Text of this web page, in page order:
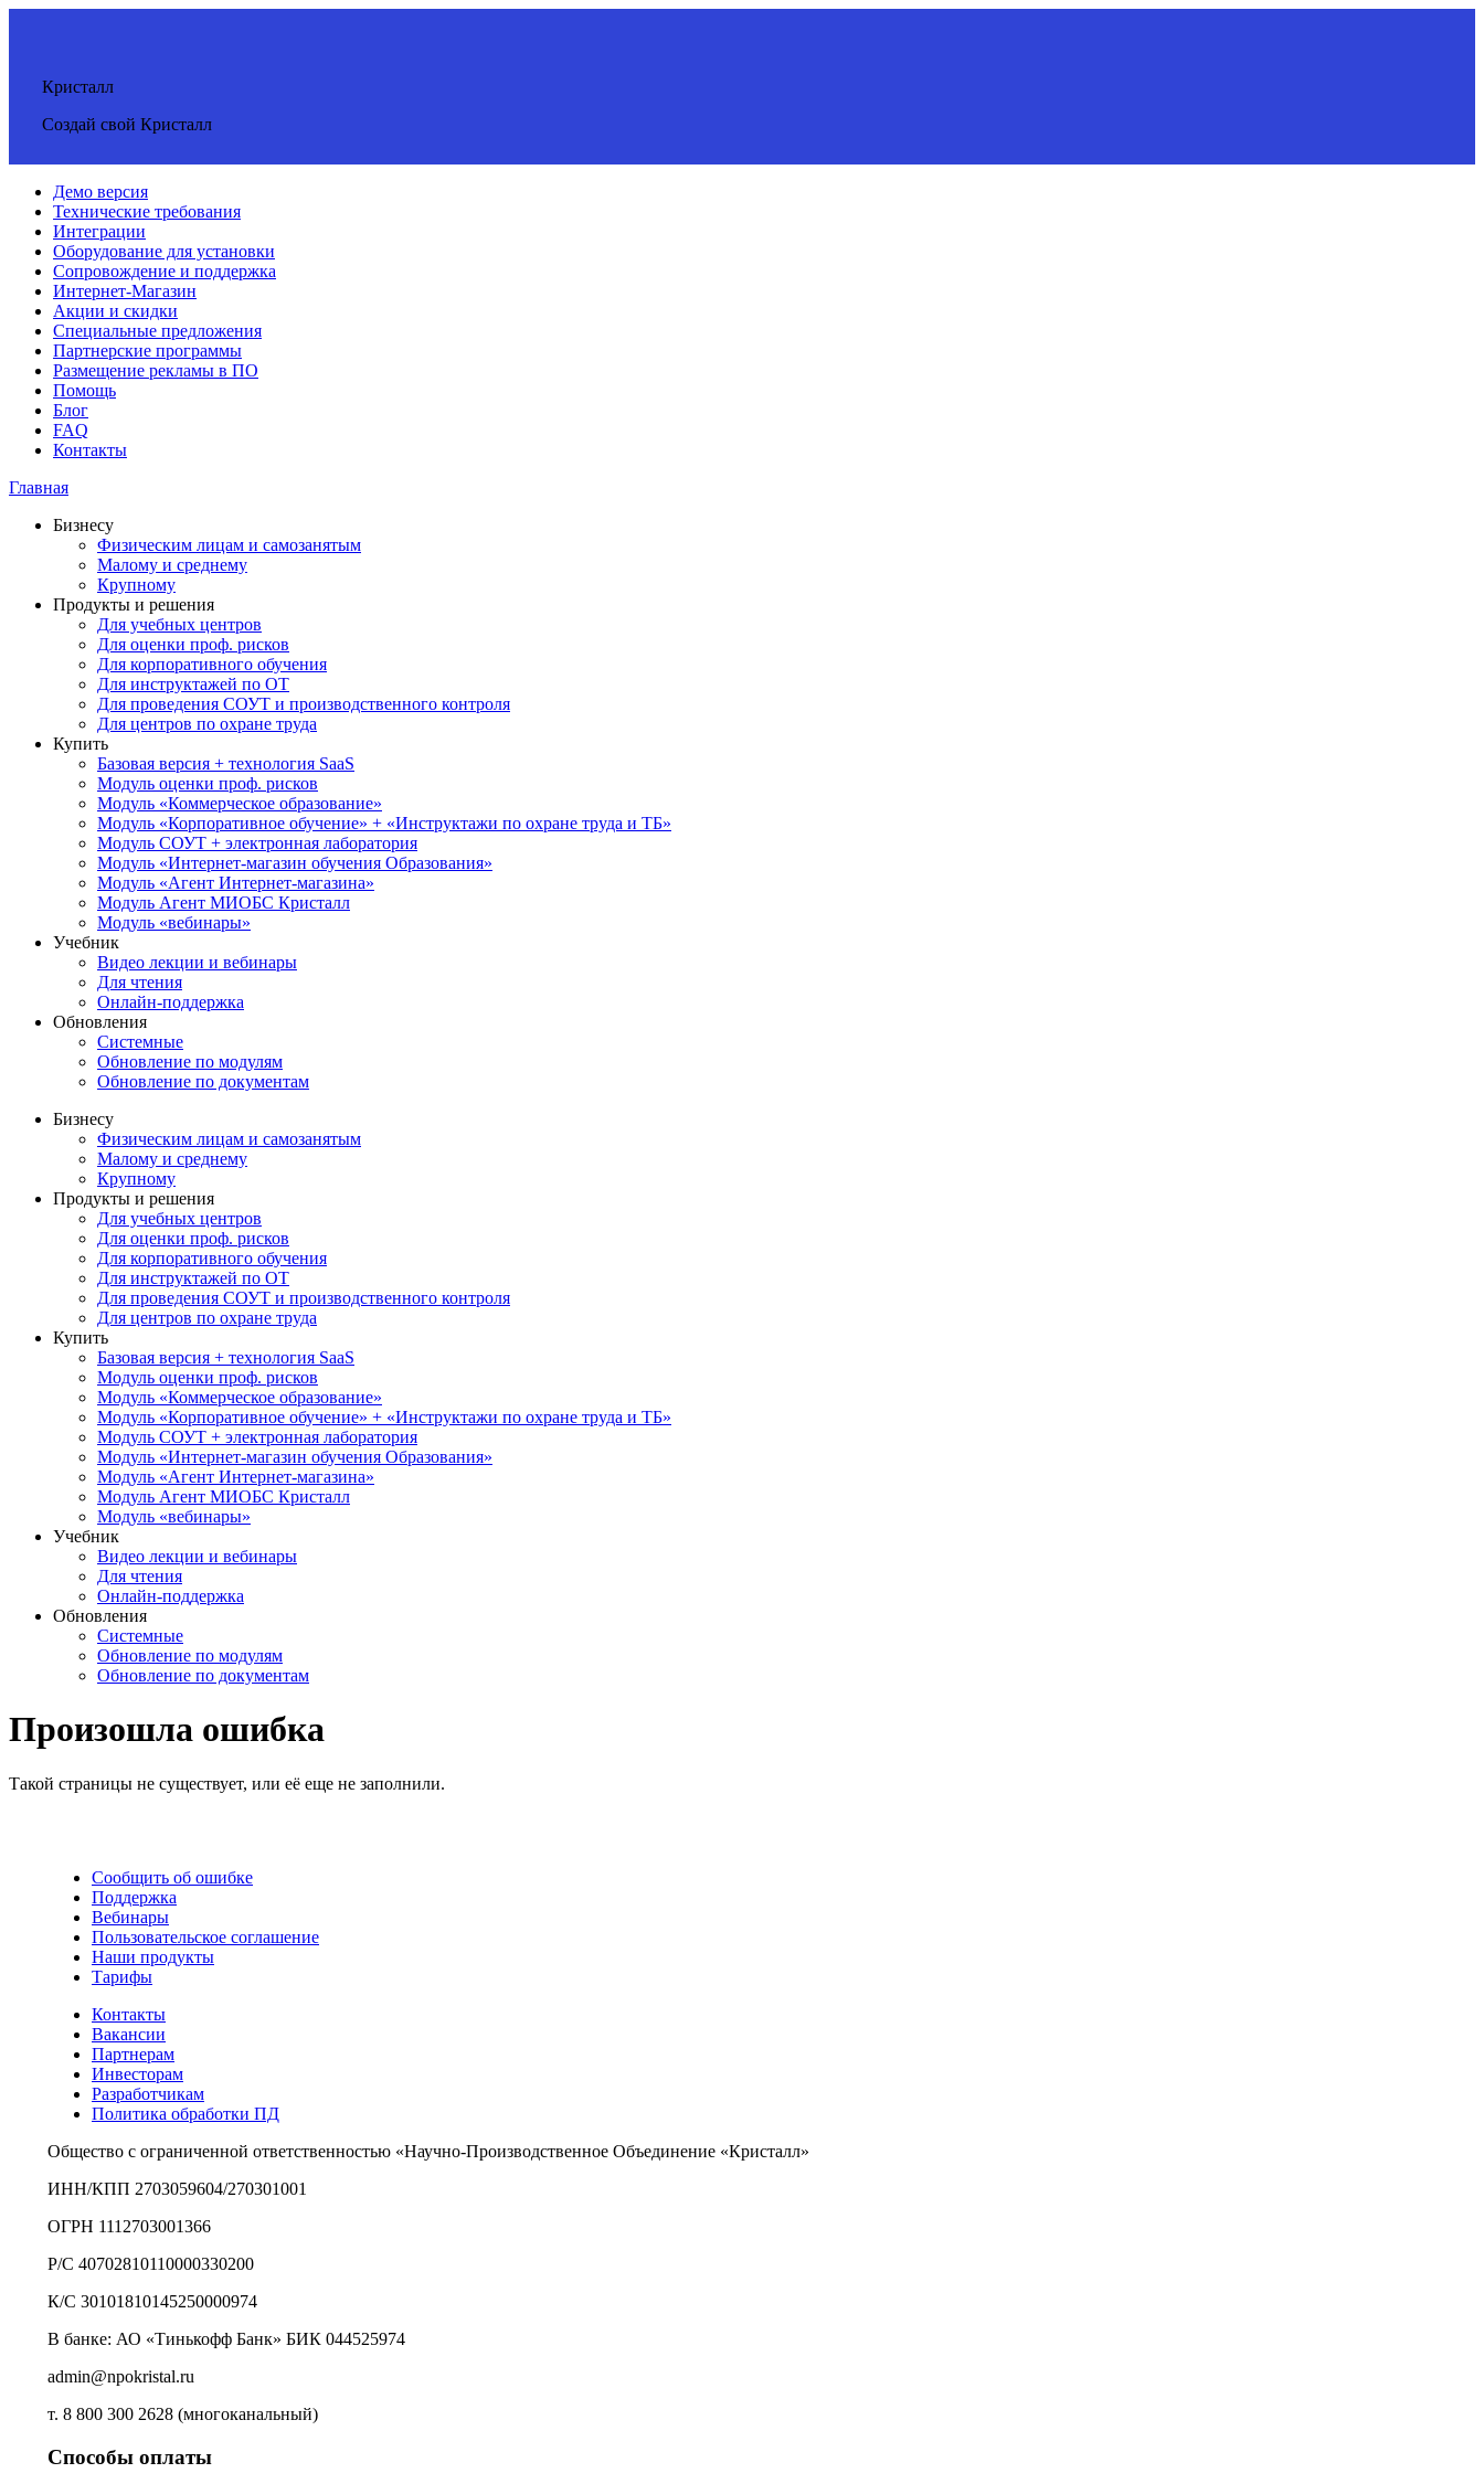
Кристалл
Создай свой Кристалл
Демо версия
Технические требования
Интеграции
Оборудование для установки
Сопровождение и поддержка
Интернет-Магазин
Акции и скидки
Специальные предложения
Партнерские программы
Размещение рекламы в ПО
Помощь
Блог
FAQ
Контакты
Главная
Бизнесу
Физическим лицам и самозанятым
Малому и среднему
Крупному
Продукты и решения
Для учебных центров
Для оценки проф. рисков
Для корпоративного обучения
Для инструктажей по ОТ
Для проведения СОУТ и производственного контроля
Для центров по охране труда
Купить
Базовая версия + технология SaaS
Модуль оценки проф. рисков
Модуль «Коммерческое образование»
Модуль «Корпоративное обучение» + «Инструктажи по охране труда и ТБ»
Модуль СОУТ + электронная лаборатория
Модуль «Интернет-магазин обучения Образования»
Модуль «Агент Интернет-магазина»
Модуль Агент МИОБС Кристалл
Модуль «вебинары»
Учебник
Видео лекции и вебинары
Для чтения
Онлайн-поддержка
Обновления
Системные
Обновление по модулям
Обновление по документам
Бизнесу
Физическим лицам и самозанятым
Малому и среднему
Крупному
Продукты и решения
Для учебных центров
Для оценки проф. рисков
Для корпоративного обучения
Для инструктажей по ОТ
Для проведения СОУТ и производственного контроля
Для центров по охране труда
Купить
Базовая версия + технология SaaS
Модуль оценки проф. рисков
Модуль «Коммерческое образование»
Модуль «Корпоративное обучение» + «Инструктажи по охране труда и ТБ»
Модуль СОУТ + электронная лаборатория
Модуль «Интернет-магазин обучения Образования»
Модуль «Агент Интернет-магазина»
Модуль Агент МИОБС Кристалл
Модуль «вебинары»
Учебник
Видео лекции и вебинары
Для чтения
Онлайн-поддержка
Обновления
Системные
Обновление по модулям
Обновление по документам
Произошла ошибка
Такой страницы не существует, или её еще не заполнили.
Сообщить об ошибке
Поддержка
Вебинары
Пользовательское соглашение
Наши продукты
Тарифы
Контакты
Вакансии
Партнерам
Инвесторам
Разработчикам
Политика обработки ПД
Общество с ограниченной ответственностью «Научно-Производственное Объединение «Кристалл»
ИНН/КПП 2703059604/270301001
ОГРН 1112703001366
Р/С 40702810110000330200
К/С 30101810145250000974
В банке: АО «Тинькофф Банк» БИК 044525974
admin@npokristal.ru
т. 8 800 300 2628 (многоканальный)
Способы оплаты